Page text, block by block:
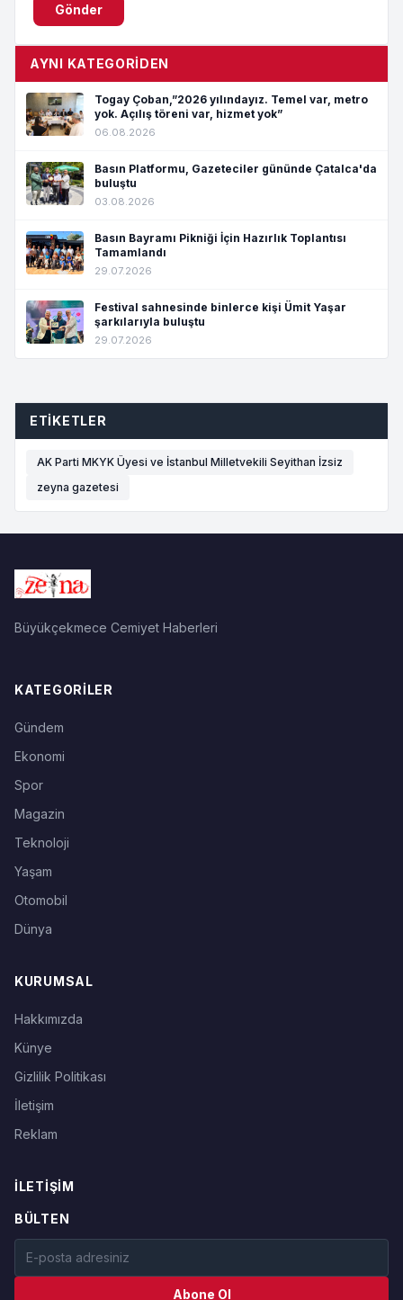
Gönder
AYNI KATEGORIDEN
Togay Çoban,”2026 yılındayız. Temel var, metro
yok. Açılış töreni var, hizmet yok”
06.08.2026
Basın Platformu, Gazeteciler gününde Çatalca'da
buluştu
03.08.2026
Basın Bayramı Pikniği İçin Hazırlık Toplantısı
Tamamlandı
29.07.2026
Festival sahnesinde binlerce kişi Ümit Yaşar
şarkılarıyla buluştu
29.07.2026
ETIKETLER
AK Parti MKYK Üyesi ve İstanbul Milletvekili Seyithan İzsiz
zeyna gazetesi
Büyükçekmece Cemiyet Haberleri
KATEGORILER
Gündem
Ekonomi
Spor
Magazin
Teknoloji
Yaşam
Otomobil
Dünya
KURUMSAL
Hakkımızda
Künye
Gizlilik Politikası
İletişim
Reklam
İLETIŞIM
BÜLTEN
Abone Ol